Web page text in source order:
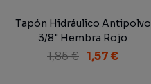
Tapón Hidráulico Antipolvo
3/8" Hembra Rojo
1,85 € 1,57 €